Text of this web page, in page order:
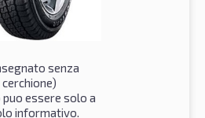
senza
cerchione)
essere solo a
informativo.